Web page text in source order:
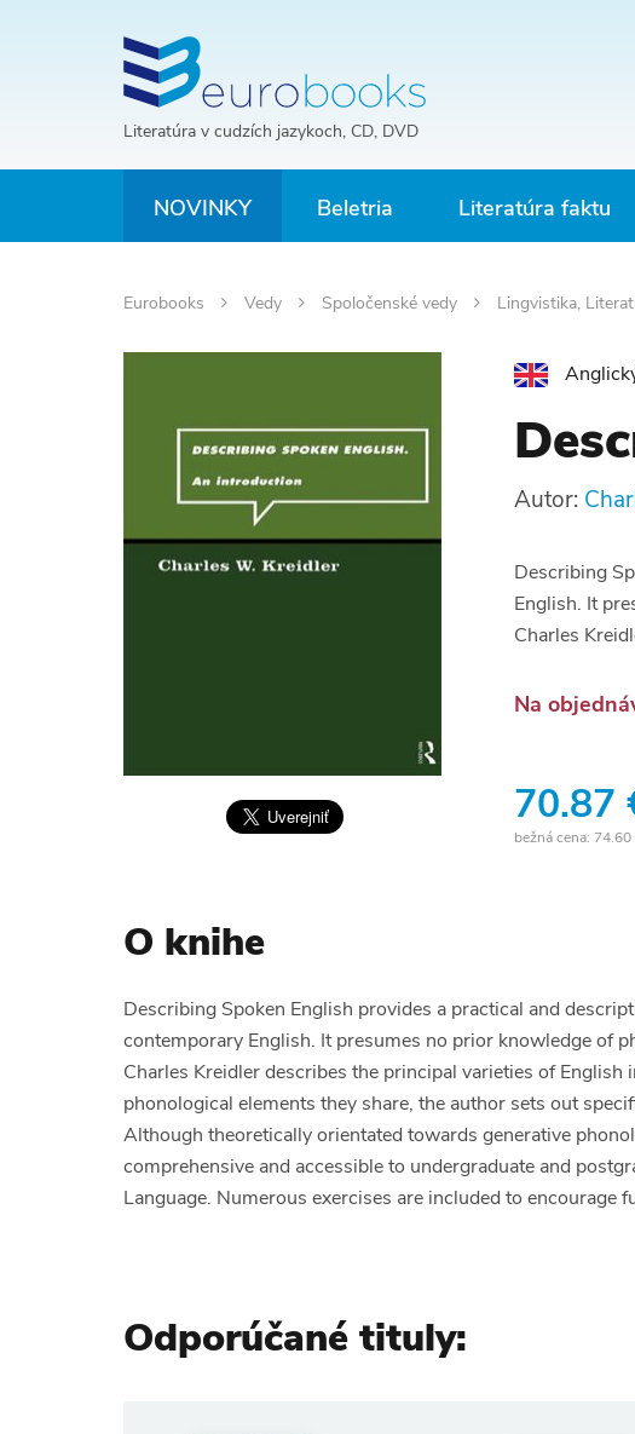
Literatúra v cudzích jazykoch, CD, DVD
NOVINKY Beletria Literatúra faktu
Eurobooks Vedy Spoločenské vedy Lingvistika,
Autor:
Describing
English. It
Charles
Na
70.87
bežná cena: 74.60
O knihe
Describing Spoken English provides a practical and
contemporary English. It presumes no prior knowledge of
Charles Kreidler describes the principal varieties of
phonological elements they share, the author sets out
Although theoretically orientated towards generative
comprehensive and accessible to undergraduate and
Language. Numerous exercises are included to encourage
Odporúčané tituly: